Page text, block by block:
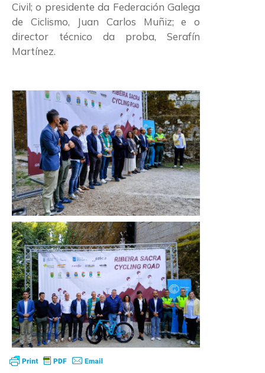
Civil; o presidente da Federación Galega
de Ciclismo, Juan Carlos Muñiz; e o
director técnico da proba, Serafín
Martínez.